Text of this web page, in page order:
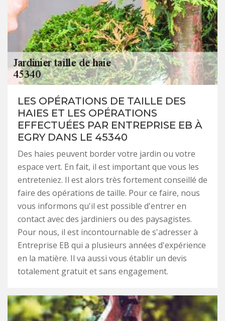
LES OPÉRATIONS DE TAILLE DES
HAIES ET LES OPÉRATIONS
EFFECTUÉES PAR ENTREPRISE EB À
EGRY DANS LE 45340
Des haies peuvent border votre jardin ou votre
espace vert. En fait, il est important que vous les
entreteniez. Il est alors très fortement conseillé de
faire des opérations de taille. Pour ce faire, nous
vous informons qu'il est possible d'entrer en
contact avec des jardiniers ou des paysagistes.
Pour nous, il est incontournable de s'adresser à
Entreprise EB qui a plusieurs années d'expérience
en la matière. Il va aussi vous établir un devis
totalement gratuit et sans engagement.